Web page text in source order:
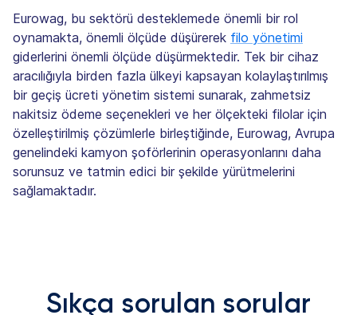
Eurowag, bu sektörü desteklemede önemli bir rol
oynamakta, önemli ölçüde düşürerek filo yönetimi
giderlerini önemli ölçüde düşürmektedir. Tek bir cihaz
aracılığıyla birden fazla ülkeyi kapsayan kolaylaştırılmış
bir geçiş ücreti yönetim sistemi sunarak, zahmetsiz
nakitsiz ödeme seçenekleri ve her ölçekteki filolar için
özelleştirilmiş çözümlerle birleştiğinde, Eurowag, Avrupa
genelindeki kamyon şoförlerinin operasyonlarını daha
sorunsuz ve tatmin edici bir şekilde yürütmelerini
sağlamaktadır.
Sıkça sorulan sorular